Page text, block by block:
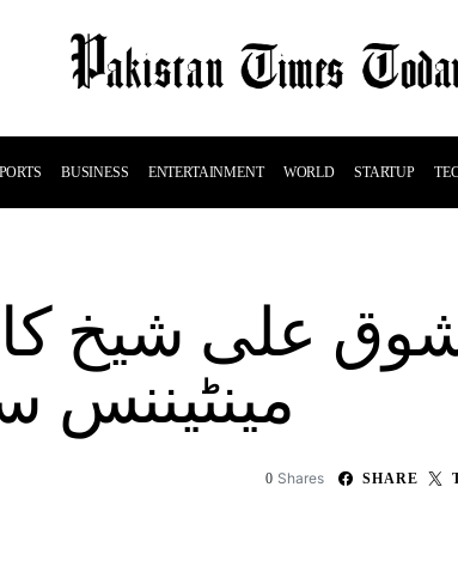
BUSINESS ENTERTAINMENT WORLD STARTUP
علی شیخ کا
مینٹیننس
0 Shares SHARE